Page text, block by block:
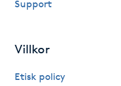
IPL
IR-massage
Support
Villkor
Etisk policy